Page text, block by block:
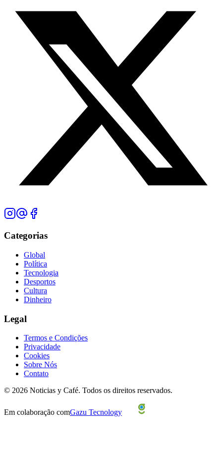
Categorias
Global
Política
Tecnologia
Desportos
Cultura
Dinheiro
Legal
Termos e Condições
Privacidade
Cookies
Sobre Nós
Contato
© 2026 Noticias y Café. Todos os direitos reservados.
Em colaboração comGazu Tecnology